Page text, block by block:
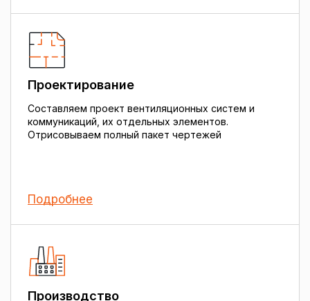
Проектирование
Составляем проект вентиляционных систем и
коммуникаций, их отдельных элементов.
Отрисовываем полный пакет чертежей
Подробнее
Производство